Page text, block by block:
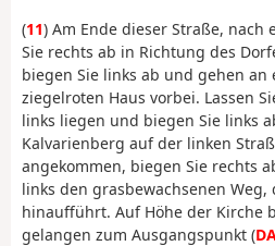
(11) Am Ende dieser Straße, nach
Sie rechts ab in Richtung des
biegen Sie links ab und gehen an
ziegelroten Haus vorbei. Lassen
links liegen und biegen Sie links
Kalvarienberg auf der linken
angekommen, biegen Sie rechts
links den grasbewachsenen
hinaufführt. Auf Höhe der Kirche
gelangen zum Ausgangspunkt (